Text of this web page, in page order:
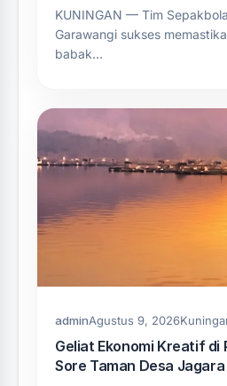
KUNINGAN — Tim
Garawangi sukses
babak…
adminAgustus 9, 2026
Geliat Ekonomi Kreatif di
Sore Taman Desa